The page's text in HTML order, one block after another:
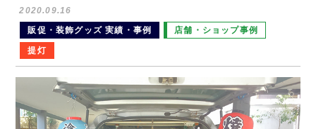
2020.09.16
販促・装飾グッズ 実績・事例
店舗・ショップ事例
提灯